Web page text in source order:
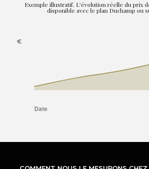
Exemple illustratif. L'évolution réelle du prix
disponible avec le plan Duchamp ou